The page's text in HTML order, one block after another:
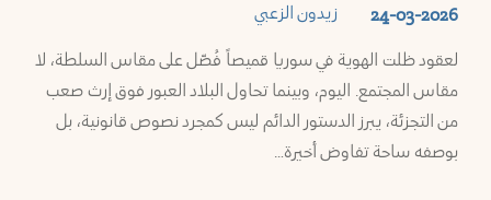
زيدون الزعبي 24-03-2026
لعقود ظلت الهوية في سوريا قميصاً فُصّل على مقاس السلطة، لا
مقاس المجتمع. اليوم، وبينما تحاول البلاد العبور فوق إرث صعب
من التجزئة، يبرز الدستور الدائم ليس كمجرد نصوص قانونية، بل
بوصفه ساحة تفاوض أخيرة…